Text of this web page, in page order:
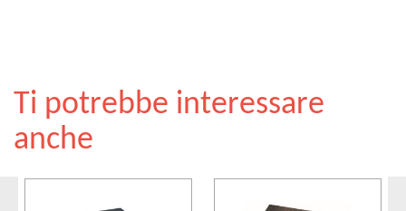
Ti potrebbe interessare
anche